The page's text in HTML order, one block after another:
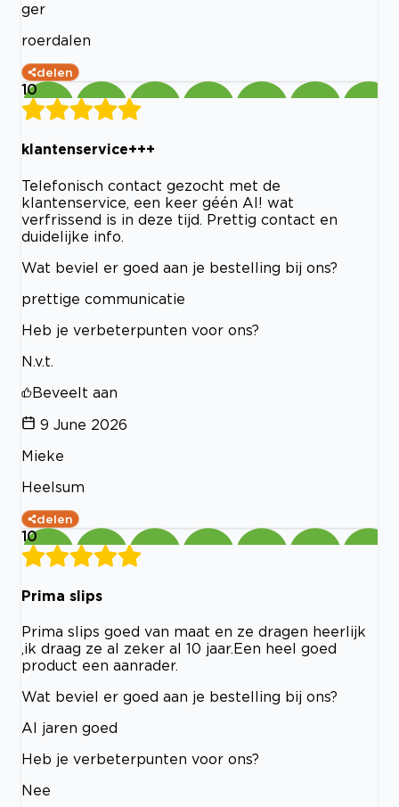
ger
roerdalen
delen
10
klantenservice+++
Telefonisch contact gezocht met de
klantenservice, een keer géén AI! wat
verfrissend is in deze tijd. Prettig contact en
duidelijke info.
Wat beviel er goed aan je bestelling bij ons?
prettige communicatie
Heb je verbeterpunten voor ons?
N.v.t.
Beveelt aan
9 June 2026
Mieke
Heelsum
delen
10
Prima slips
Prima slips goed van maat en ze dragen heerlijk
,ik draag ze al zeker al 10 jaar.Een heel goed
product een aanrader.
Wat beviel er goed aan je bestelling bij ons?
Al jaren goed
Heb je verbeterpunten voor ons?
Nee